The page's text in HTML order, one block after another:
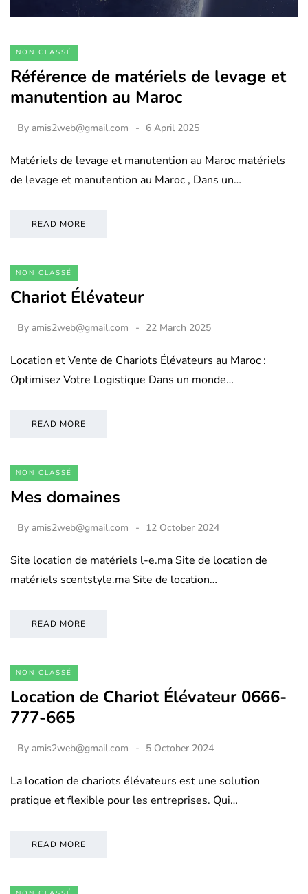
NON CLASSÉ
Référence de matériels de levage et
manutention au Maroc
By amis2web@gmail.com 6 April 2025
Matériels de levage et manutention au Maroc matériels
de levage et manutention au Maroc , Dans un…
READ MORE
NON CLASSÉ
Chariot Élévateur
By amis2web@gmail.com 22 March 2025
Location et Vente de Chariots Élévateurs au Maroc :
Optimisez Votre Logistique Dans un monde…
READ MORE
NON CLASSÉ
Mes domaines
By amis2web@gmail.com 12 October 2024
Site location de matériels l-e.ma Site de location de
matériels scentstyle.ma Site de location…
READ MORE
NON CLASSÉ
Location de Chariot Élévateur 0666-
777-665
By amis2web@gmail.com 5 October 2024
La location de chariots élévateurs est une solution
pratique et flexible pour les entreprises. Qui…
READ MORE